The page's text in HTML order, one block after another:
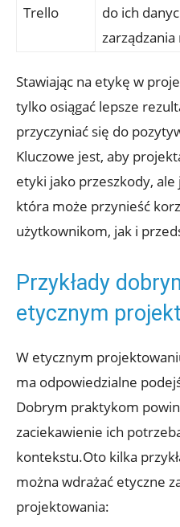
Trello
do ich
zarządzania
Stawiając na etykę w
tylko osiągać lepsze
przyczyniać się do
Kluczowe jest, aby
etyki jako przeszkody,
która może przynieść
użytkownikom, jak i
Przykłady
etycznym
W etycznym
ma odpowiedzialne
Dobrym praktykom
zaciekawienie ich
kontekstu.Oto kilka
można wdrażać etyczne
projektowania: